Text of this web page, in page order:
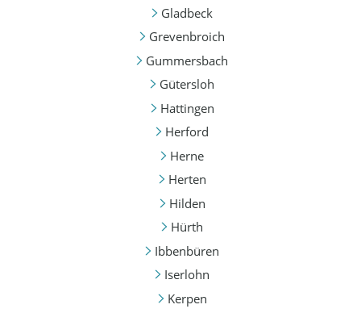
Gladbeck
Grevenbroich
Gummersbach
Gütersloh
Hattingen
Herford
Herne
Herten
Hilden
Hürth
Ibbenbüren
Iserlohn
Kerpen